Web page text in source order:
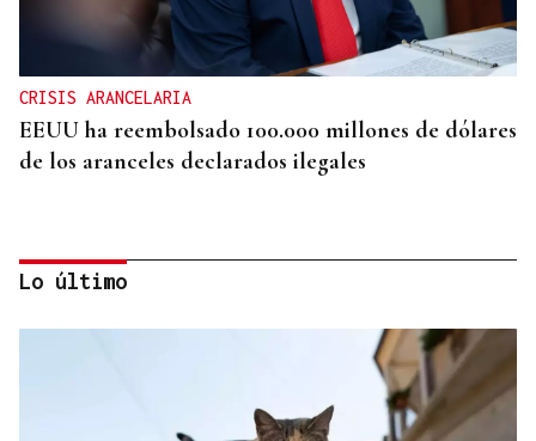
CRISIS ARANCELARIA
EEUU ha reembolsado 100.000 millones de dólares
de los aranceles declarados ilegales
Lo último